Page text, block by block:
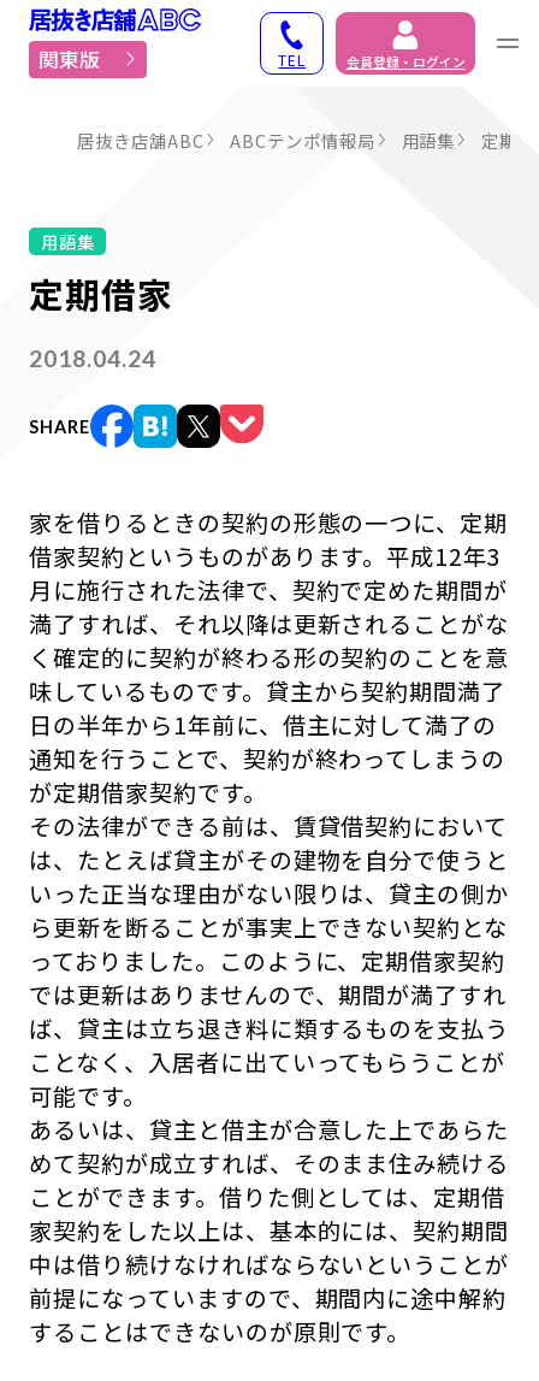
居抜き物件・貸店舗で
関東版 TEL 会員登録・ログイン
居抜き店舗ABC ABCテンポ情報局 用語集 定期
用語集
定期借家
2018.04.24
SHARE
家を借りるときの契約の形態の一つに、定期
借家契約というものがあります。平成12年3
月に施行された法律で、契約で定めた期間が
満了すれば、それ以降は更新されることがな
く確定的に契約が終わる形の契約のことを意
味しているものです。貸主から契約期間満了
日の半年から1年前に、借主に対して満了の
通知を行うことで、契約が終わってしまうの
が定期借家契約です。
その法律ができる前は、賃貸借契約において
は、たとえば貸主がその建物を自分で使うと
いった正当な理由がない限りは、貸主の側か
ら更新を断ることが事実上できない契約とな
っておりました。このように、定期借家契約
では更新はありませんので、期間が満了すれ
ば、貸主は立ち退き料に類するものを支払う
ことなく、入居者に出ていってもらうことが
可能です。
あるいは、貸主と借主が合意した上であらた
めて契約が成立すれば、そのまま住み続ける
ことができます。借りた側としては、定期借
家契約をした以上は、基本的には、契約期間
中は借り続けなければならないということが
前提になっていますので、期間内に途中解約
することはできないのが原則です。